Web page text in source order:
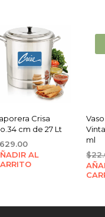
Crisa
cm de 27 Lt
629.00
AL
ml
$